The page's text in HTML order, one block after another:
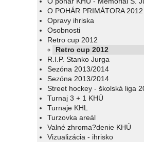
O POHÁR PRIMÁTORA 2012
Opravy ihriska
Osobnosti
Retro cup 2012
Retro cup 2012
R.I.P. Stanko Jurga
Sezóna 2013/2014
Sezóna 2013/2014
Street hockey - školská liga
Turnaj 3 + 1 KHÚ
Turnaje KHL
Turzovka areál
Valné zhroma?denie KHÚ
Vizualizácia - ihrisko